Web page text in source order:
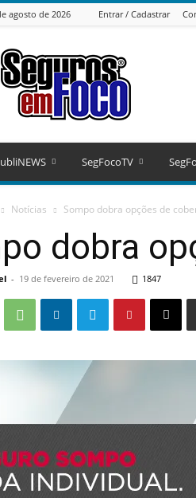
agosto de 2026 Entrar / Cadastrar
Seguros
em
Foco
SegFocoTV
Notícias Sompo dobra opções de
dobra
- 19 de fevereiro de 2021 1847